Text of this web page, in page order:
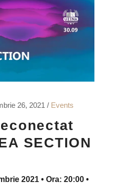
26, 2021 Events
SECTION
2021 • Ora: 20:00 •